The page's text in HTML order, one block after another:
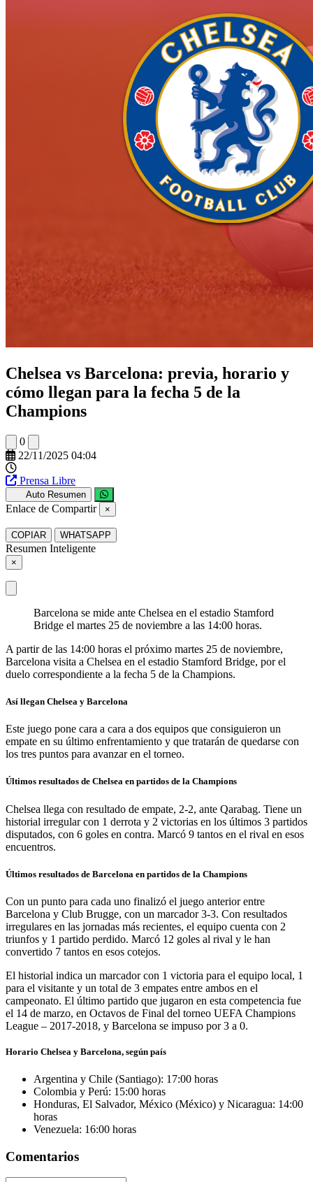
Chelsea vs Barcelona: previa, horario y
cómo llegan para la fecha 5 de la
Champions
0
22/11/2025 04:04
Prensa Libre
Auto Resumen
Enlace de Compartir ×
COPIAR WHATSAPP
Resumen Inteligente
×
Barcelona se mide ante Chelsea en el estadio Stamford
Bridge el martes 25 de noviembre a las 14:00 horas.
A partir de las 14:00 horas el próximo martes 25 de noviembre,
Barcelona visita a Chelsea en el estadio Stamford Bridge, por el
duelo correspondiente a la fecha 5 de la Champions.
Así llegan Chelsea y Barcelona
Este juego pone cara a cara a dos equipos que consiguieron un
empate en su último enfrentamiento y que tratarán de quedarse con
los tres puntos para avanzar en el torneo.
Últimos resultados de Chelsea en partidos de la Champions
Chelsea llega con resultado de empate, 2-2, ante Qarabag. Tiene un
historial irregular con 1 derrota y 2 victorias en los últimos 3 partidos
disputados, con 6 goles en contra. Marcó 9 tantos en el rival en esos
encuentros.
Últimos resultados de Barcelona en partidos de la Champions
Con un punto para cada uno finalizó el juego anterior entre
Barcelona y Club Brugge, con un marcador 3-3. Con resultados
irregulares en las jornadas más recientes, el equipo cuenta con 2
triunfos y 1 partido perdido. Marcó 12 goles al rival y le han
convertido 7 tantos en esos cotejos.
El historial indica un marcador con 1 victoria para el equipo local, 1
para el visitante y un total de 3 empates entre ambos en el
campeonato. El último partido que jugaron en esta competencia fue
el 14 de marzo, en Octavos de Final del torneo UEFA Champions
League – 2017-2018, y Barcelona se impuso por 3 a 0.
Horario Chelsea y Barcelona, según país
Argentina y Chile (Santiago): 17:00 horas
Colombia y Perú: 15:00 horas
Honduras, El Salvador, México (México) y Nicaragua: 14:00
horas
Venezuela: 16:00 horas
Comentarios